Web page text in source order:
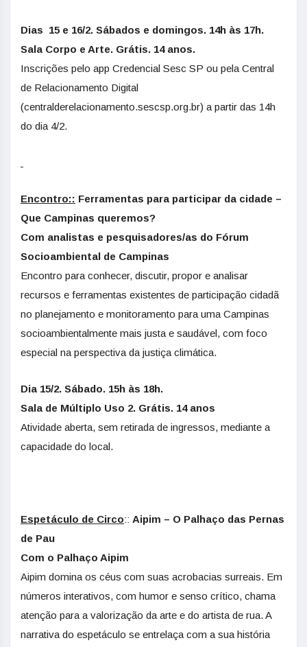
Dias 15 e 16/2. Sábados e domingos. 14h às 17h.
Sala Corpo e Arte. Grátis. 14 anos.
Inscrições pelo app Credencial Sesc SP ou pela Central
de Relacionamento Digital
(centralderelacionamento.sescsp.org.br) a partir das 14h
do dia 4/2.
Encontro:: Ferramentas para participar da cidade –
Que Campinas queremos?
Com analistas e pesquisadores/as do Fórum
Socioambiental de Campinas
Encontro para conhecer, discutir, propor e analisar
recursos e ferramentas existentes de participação cidadã
no planejamento e monitoramento para uma Campinas
socioambientalmente mais justa e saudável, com foco
especial na perspectiva da justiça climática.
Dia 15/2. Sábado. 15h às 18h.
Sala de Múltiplo Uso 2. Grátis. 14 anos
Atividade aberta, sem retirada de ingressos, mediante a
capacidade do local.
Espetáculo de Circo:: Aipim – O Palhaço das Pernas
de Pau
Com o Palhaço Aipim
Aipim domina os céus com suas acrobacias surreais. Em
números interativos, com humor e senso crítico, chama
atenção para a valorização da arte e do artista de rua. A
narrativa do espetáculo se entrelaça com a sua história